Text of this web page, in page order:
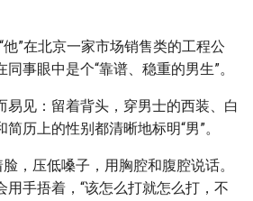
”在北京一家市场销售类的工程公
事眼中是个“靠谱、稳重的男生”。
易见：留着背头，穿男士的西装、白
历上的性别都清晰地标明“男”。
，压低嗓子，用胸腔和腹腔说话。
用手捂着，“该怎么打就怎么打，不